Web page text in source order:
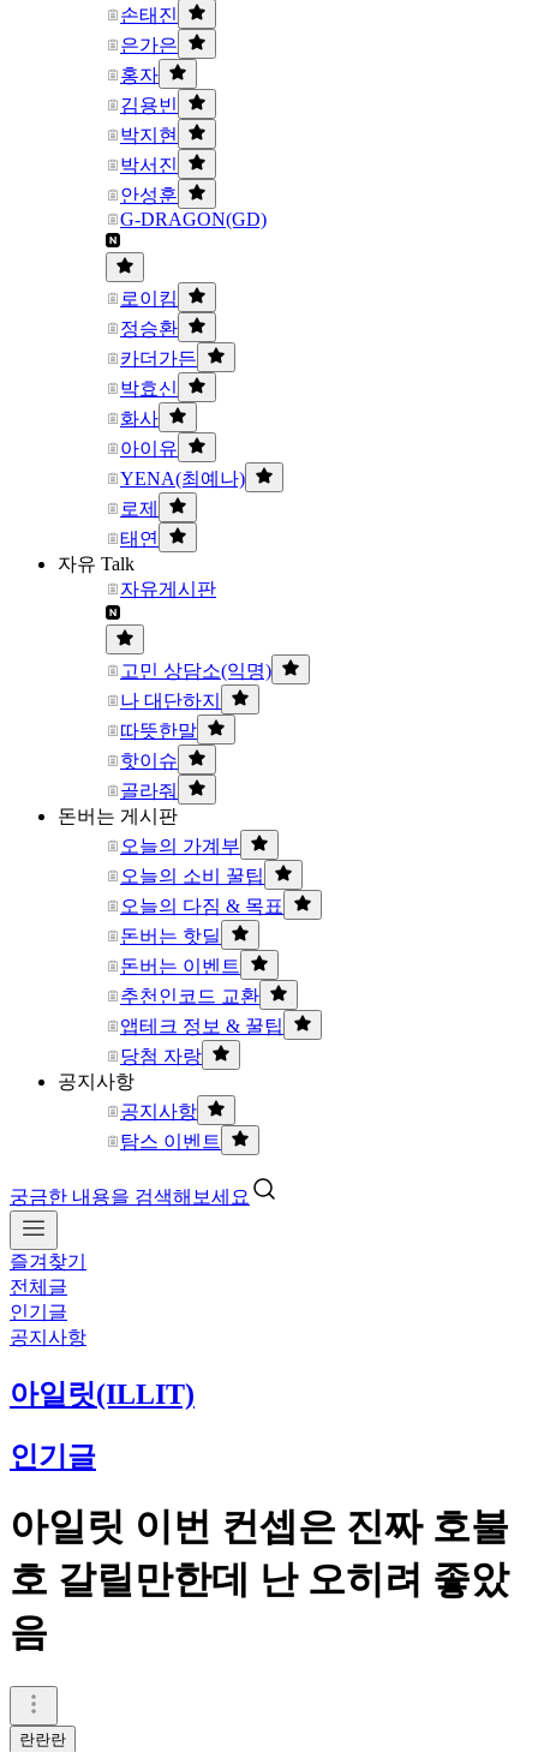
손태진
은가은
홍자
김용빈
박지현
박서진
안성훈
G-DRAGON(GD)
로이킴
정승환
카더가든
박효신
화사
아이유
YENA(최예나)
로제
태연
자유 Talk
자유게시판
고민 상담소(익명)
나 대단하지
따뜻한말
핫이슈
골라줘
돈버는 게시판
오늘의 가계부
오늘의 소비 꿀팁
오늘의 다짐 & 목표
돈버는 핫딜
돈버는 이벤트
추천인코드 교환
앱테크 정보 & 꿀팁
당첨 자랑
공지사항
공지사항
탐스 이벤트
궁금한 내용을 검색해보세요
즐겨찾기
전체글
인기글
공지사항
아일릿(ILLIT)
인기글
아일릿 이번 컨셉은 진짜 호불
호 갈릴만한데 난 오히려 좋았
음
란란란